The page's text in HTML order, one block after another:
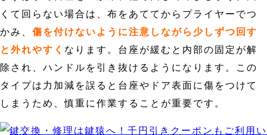
くて回らない場合は、布をあててからプライヤーでつ
かみ、 傷を付けないように注意しながら少しずつ回す
と外れやすく なります。台座が緩むと内部の固定が解
除され、ハンドルを引き抜けるようになります。この
タイプは力加減を誤ると台座やドア表面に傷をつけて
しまうため、慎重に作業することが重要です。